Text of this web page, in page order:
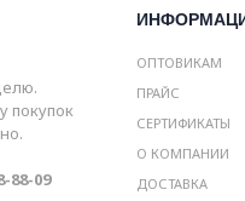
покупок
88-09
ОПТОВИКАМ
ПРАЙС
СЕРТИФИКАТЫ
О КОМПАНИИ
ДОСТАВКА